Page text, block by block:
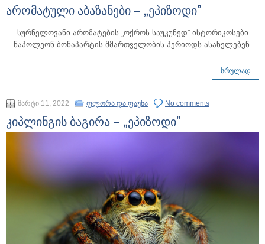
არომატული აბაზანები – „ეპიზოდი”
სურნელოვანი არომატების „ოქროს საუკუნედ” ისტორიკოსები
ნაპოლეონ ბონაპარტის მმართველობის პერიოდს ასახელებენ.
ᲡᲠᲣᲚᲐᲓ
მარტი 11, 2022 ფლორა და ფაუნა No comments
კიპლინგის ბაგირა – „ეპიზოდი”